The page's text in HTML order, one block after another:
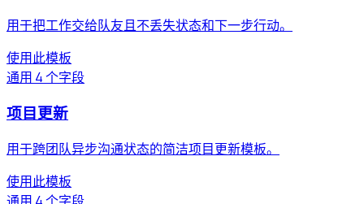
用于把工作交给队友且不丢失状态和下一步行动。
使用此模板
通用 4 个字段
项目更新
用于跨团队异步沟通状态的简洁项目更新模板。
使用此模板